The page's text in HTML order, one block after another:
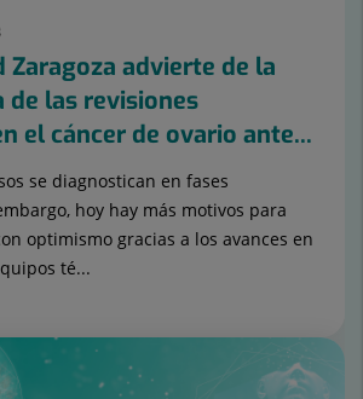
Zaragoza advierte de la
las revisiones
el cáncer de ovario ante...
se diagnostican en fases
hoy hay más motivos para
optimismo gracias a los avances en
té...